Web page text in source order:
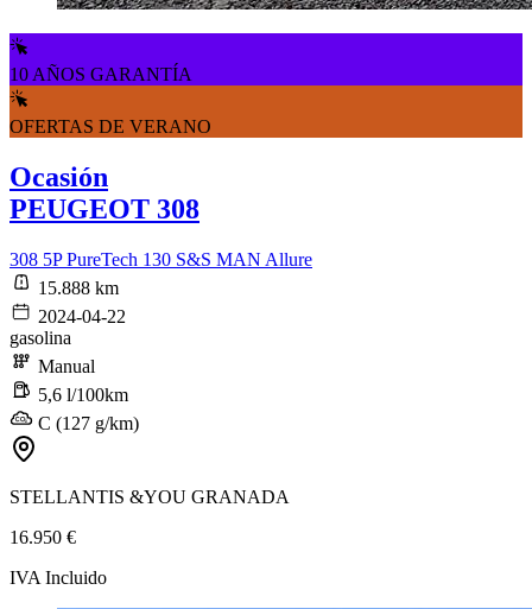
10 AÑOS GARANTÍA
OFERTAS DE VERANO
Ocasión
PEUGEOT 308
308 5P PureTech 130 S&S MAN Allure
15.888 km
2024-04-22
gasolina
Manual
5,6 l/100km
C (127 g/km)
STELLANTIS &YOU GRANADA
16.950 €
IVA Incluido